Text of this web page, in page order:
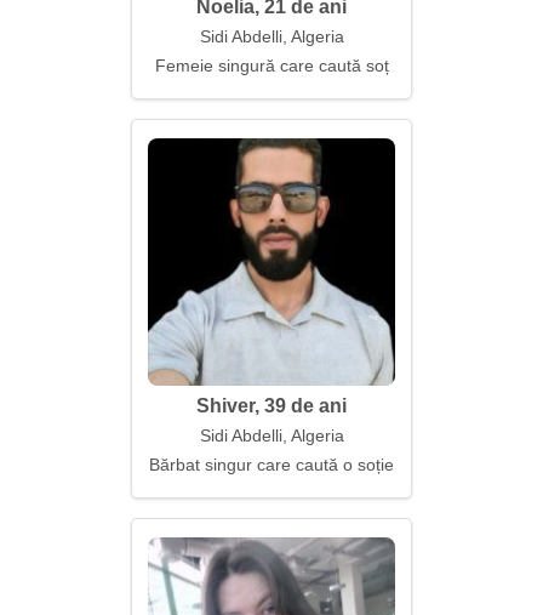
Noelia, 21 de ani
Sidi Abdelli, Algeria
Femeie singură care caută soț
Shiver, 39 de ani
Sidi Abdelli, Algeria
Bărbat singur care caută o soție